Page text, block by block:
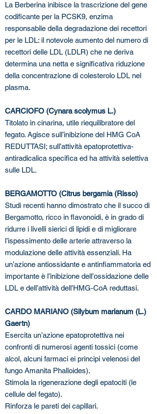
La Berberina inibisce la trascrizione del gene
codificante per la PCSK9, enzima
responsabile della degradazione dei recettori
per le LDL: il notevole aumento del numero di
recettori delle LDL (LDLR) che ne deriva
determina una netta e significativa riduzione
della concentrazione di colesterolo LDL nel
plasma.
CARCIOFO (Cynara scolymus L.)
Titolato in cinarina, utile riequilibratore del
fegato. Agisce sull’inibizione del HMG CoA
REDUTTASI; sull’attività epatoprotettiva-
antiradicalica specifica ed ha attività selettiva
sulle LDL.
BERGAMOTTO (Citrus bergamia (Risso)
Studi recenti hanno dimostrato che il succo di
Bergamotto, ricco in flavonoidi, è in grado di
ridurre i livelli sierici di lipidi e di migliorare
l’ispessimento delle arterie attraverso la
modulazione delle attività essenziali. Ha
un’azione antiossidante e antinfiammatoria ed
importante è l’inibizione dell’ossidazione delle
LDL e dell’attività dell’HMG-CoA reduttasi.
CARDO MARIANO (Silybum marianum (L.)
Gaertn)
Esercita un’azione epatoprotettiva nei
confronti di numerosi agenti tossici (come
alcol, alcuni farmaci ei principi velenosi del
fungo Amanita Phalloides).
Stimola la rigenerazione degli epatociti (le
cellule del fegato).
Rinforza le pareti dei capillari.